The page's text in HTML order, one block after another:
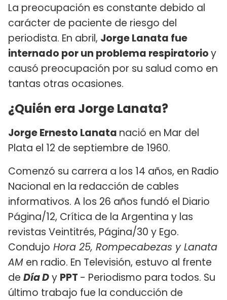
La preocupación es constante debido al
carácter de paciente de riesgo del
periodista. En abril, Jorge Lanata fue
internado por un problema respiratorioy
causó preocupación por su salud como en
tantas otras ocasiones.
¿Quién era Jorge Lanata?
Jorge Ernesto Lanata nació en Mar del
Plata el 12 de septiembre de 1960.
Comenzó su carrera a los 14 años, en Radio
Nacional en la redacción de cables
informativos. A los 26 años fundó el Diario
Página/12, Crítica de la Argentina y las
revistas Veintitrés, Página/30 y Ego.
Condujo Hora 25, Rompecabezas y Lanata
AM en radio. En Televisión, estuvo al frente
de Día Dy PPT - Periodismo para todos. Su
último trabajo fue la conducción de